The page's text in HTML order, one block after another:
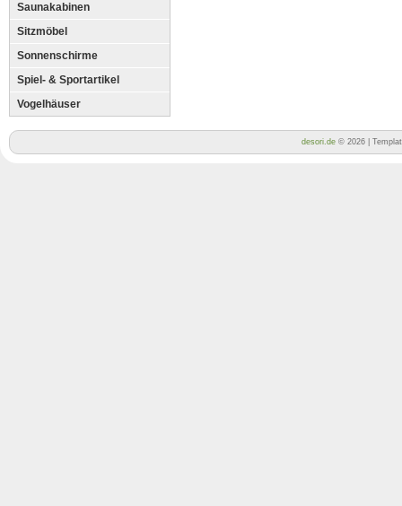
Saunakabinen
Sitzmöbel
Sonnenschirme
Spiel- & Sportartikel
Vogelhäuser
desori.de © 2026 |